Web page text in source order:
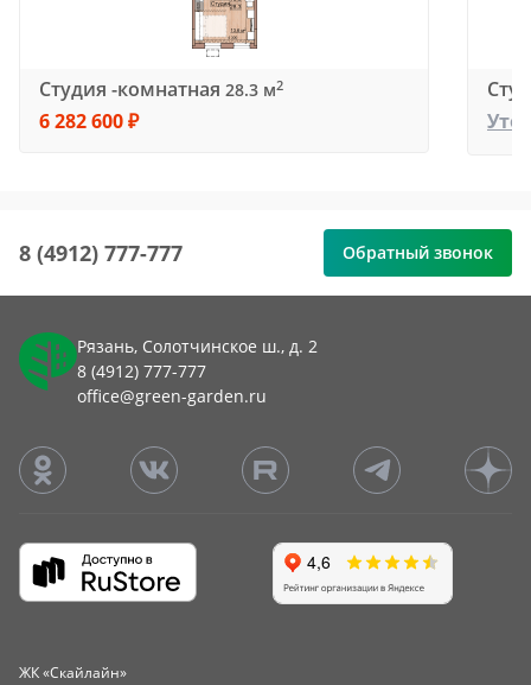
Студия -комнатная 28.3 м2
6 282 600 ₽
8 (4912) 777-777 Обратный звонок
Рязань, Солотчинское ш., д. 2
8 (4912) 777-777
office@green-garden.ru
ЖК «Скайлайн»